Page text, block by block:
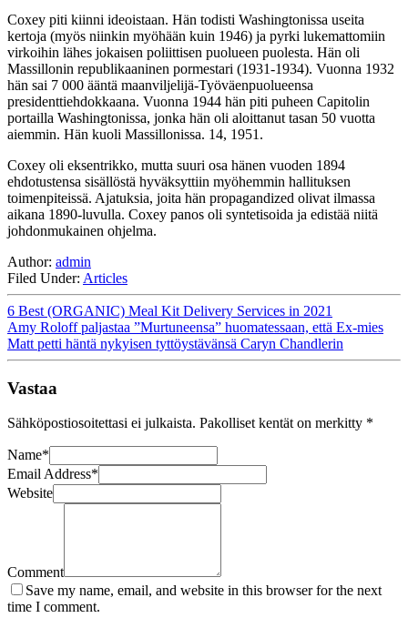
Coxey piti kiinni ideoistaan. Hän todisti Washingtonissa useita
kertoja (myös niinkin myöhään kuin 1946) ja pyrki lukemattomiin
virkoihin lähes jokaisen poliittisen puolueen puolesta. Hän oli
Massillonin republikaaninen pormestari (1931-1934). Vuonna 1932
hän sai 7 000 ääntä maanviljelijä-Työväenpuolueensa
presidenttiehdokkaana. Vuonna 1944 hän piti puheen Capitolin
portailla Washingtonissa, jonka hän oli aloittanut tasan 50 vuotta
aiemmin. Hän kuoli Massillonissa. 14, 1951.
Coxey oli eksentrikko, mutta suuri osa hänen vuoden 1894
ehdotustensa sisällöstä hyväksyttiin myöhemmin hallituksen
toimenpiteissä. Ajatuksia, joita hän propagandized olivat ilmassa
aikana 1890-luvulla. Coxey panos oli syntetisoida ja edistää niitä
johdonmukainen ohjelma.
Author: admin
Filed Under: Articles
6 Best (ORGANIC) Meal Kit Delivery Services in 2021
Amy Roloff paljastaa ”Murtuneensa” huomatessaan, että Ex-mies
Matt petti häntä nykyisen tyttöystävänsä Caryn Chandlerin
Vastaa
Sähköpostiosoitettasi ei julkaista. Pakolliset kentät on merkitty *
Name*
Email Address*
Website
Comment
Save my name, email, and website in this browser for the next
time I comment.